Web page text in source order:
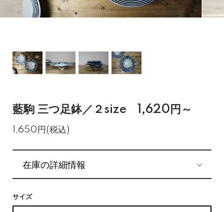
藍駒 三つ足鉢／２size 1,620円～
1,650円(税込)
在庫の詳細情報
サイズ